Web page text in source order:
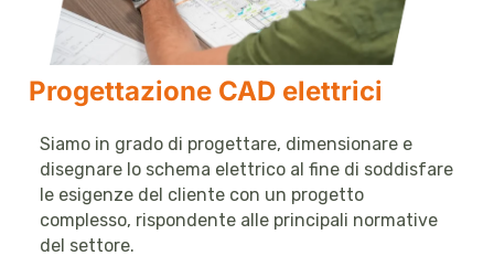
Progettazione CAD elettrici
Siamo in grado di progettare, dimensionare e
disegnare lo schema elettrico al fine di soddisfare
le esigenze del cliente con un progetto
complesso, rispondente alle principali normative
del settore.